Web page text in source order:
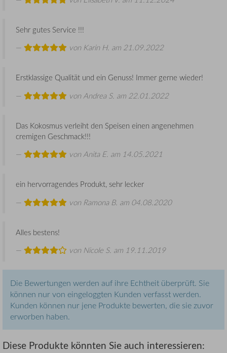
Sehr gutes Service !!!
von Karin H. am 21.09.2022
Erstklassige Qualität und ein Genuss! Immer gerne wieder!
von Andrea S. am 22.01.2022
Das Kokosmus verleiht den Speisen einen angenehmen
cremigen Geschmack!!!
vonAnita E. am 14.05.2021
ein hervorragendes Produkt, sehr lecker
von Ramona B. am 04.08.2020
Alles bestens!
von Nicole S. am 19.11.2019
Die Bewertungen werden auf ihre Echtheit überprüft. Sie
können nur von eingeloggten Kunden verfasst werden.
Kunden können nur jene Produkte bewerten, die sie zuvor
erworben haben.
Diese Produkte könnten Sie auch interessieren: